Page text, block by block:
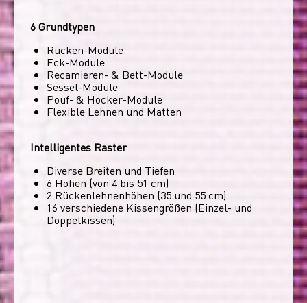
6 Grundtypen
Rücken-Module
Eck-Module
Recamieren- & Bett-Module
Sessel-Module
Pouf- & Hocker-Module
Flexible Lehnen und Matten
Intelligentes Raster
Diverse Breiten und Tiefen
6 Höhen (von 4 bis 51 cm)
2 Rückenlehnenhöhen (35 und 55 cm)
16 verschiedene Kissengrößen (Einzel- und
Doppelkissen)